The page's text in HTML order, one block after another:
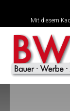
Mit diesem